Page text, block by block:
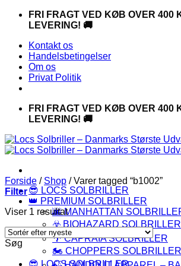
FortsætFRI FRAGT VED KØB OVER 400
LEVERING! 🚚
Kontakt os
Handelsbetingelser
Om os
Privat Politik
FRI FRAGT VED KØB OVER 400
LEVERING! 🚚
😎 LOCS SOLBRILLER
👑 PREMIUM SOLBRILLER
🌆 MANHATTAN
☣️ BIOHAZARD SOLBRILLER
🌴 CAPRAIA SOLBRILLER
🏍️ CHOPPERS SOLBRILLER
Forside / Shop /Varer tagged “b1002”
Filter
Viser 1 resultat
Søg
😎 LOCS SOLBRILLER